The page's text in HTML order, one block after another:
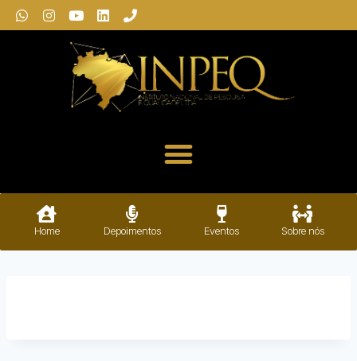
Home Depoimentos Eventos Sobre nós